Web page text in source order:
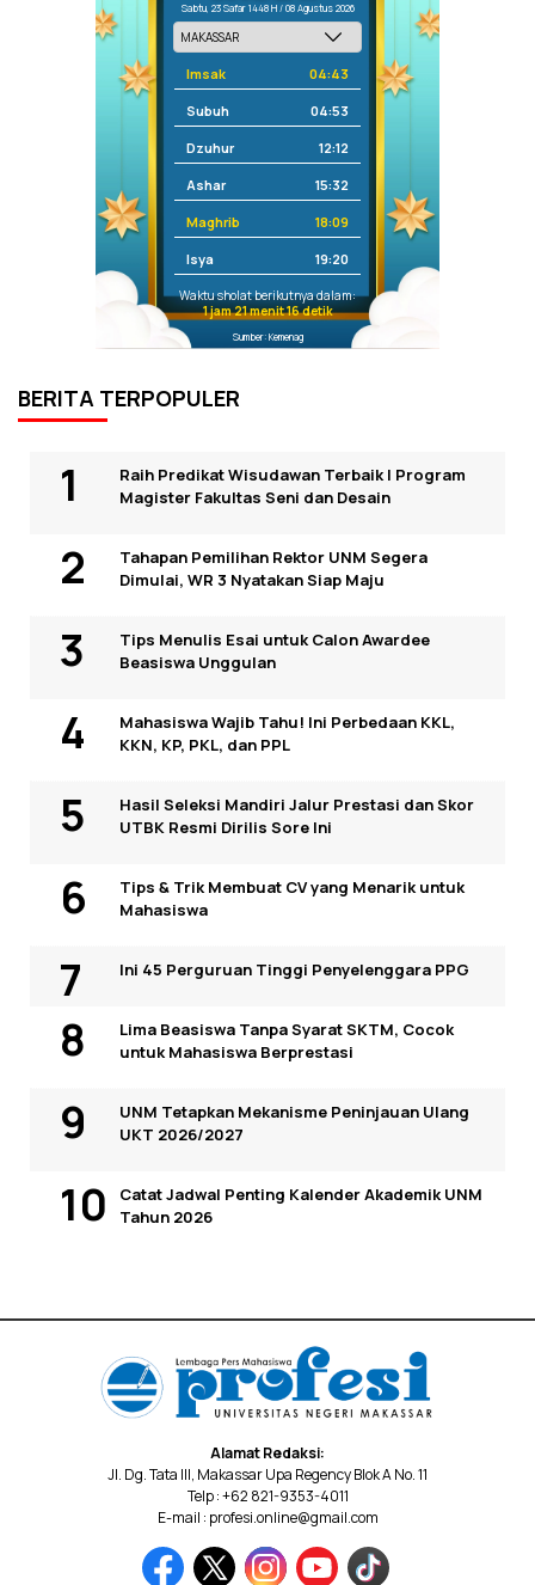
Sabtu, 23 Safar 1448 H / 08 Agustus 2026
Imsak 04:43
Subuh 04:53
Dzuhur 12:12
Ashar 15:32
Maghrib 18:09
Isya 19:20
Waktu sholat berikutnya dalam:
1 jam 21 menit 15 detik
Sumber: Kemenag
BERITA TERPOPULER
Raih Predikat Wisudawan Terbaik I Program
Magister Fakultas Seni dan Desain
Tahapan Pemilihan Rektor UNM Segera
Dimulai, WR 3 Nyatakan Siap Maju
Tips Menulis Esai untuk Calon Awardee
Beasiswa Unggulan
Mahasiswa Wajib Tahu! Ini Perbedaan KKL,
KKN, KP, PKL, dan PPL
Hasil Seleksi Mandiri Jalur Prestasi dan Skor
UTBK Resmi Dirilis Sore Ini
Tips & Trik Membuat CV yang Menarik untuk
Mahasiswa
Ini 45 Perguruan Tinggi Penyelenggara PPG
Lima Beasiswa Tanpa Syarat SKTM, Cocok
untuk Mahasiswa Berprestasi
UNM Tetapkan Mekanisme Peninjauan Ulang
UKT 2026/2027
Catat Jadwal Penting Kalender Akademik UNM
Tahun 2026
Alamat Redaksi:
Jl. Dg. Tata III, Makassar Upa Regency Blok A No. 11
Telp : +62 821-9353-4011
E-mail : profesi.online@gmail.com